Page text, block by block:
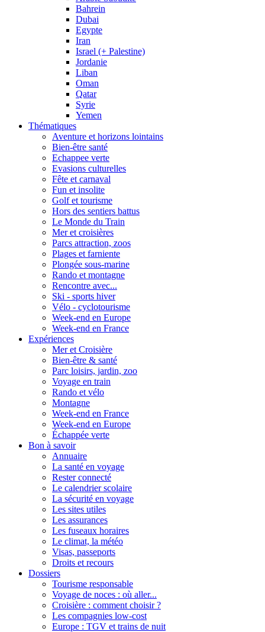
Bahrein
Dubai
Egypte
Iran
Israel (+ Palestine)
Jordanie
Liban
Oman
Qatar
Syrie
Yemen
Thématiques
Aventure et horizons lointains
Bien-être santé
Echappee verte
Evasions culturelles
Fête et carnaval
Fun et insolite
Golf et tourisme
Hors des sentiers battus
Le Monde du Train
Mer et croisières
Parcs attraction, zoos
Plages et farniente
Plongée sous-marine
Rando et montagne
Rencontre avec...
Ski - sports hiver
Vélo - cyclotourisme
Week-end en Europe
Week-end en France
Expériences
Mer et Croisière
Bien-être & santé
Parc loisirs, jardin, zoo
Voyage en train
Rando et vélo
Montagne
Week-end en France
Week-end en Europe
Échappée verte
Bon à savoir
Annuaire
La santé en voyage
Rester connecté
Le calendrier scolaire
La sécurité en voyage
Les sites utiles
Les assurances
Les fuseaux horaires
Le climat, la météo
Visas, passeports
Droits et recours
Dossiers
Tourisme responsable
Voyage de noces : où aller...
Croisière : comment choisir ?
Les compagnies low-cost
Europe : TGV et trains de nuit